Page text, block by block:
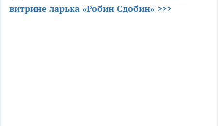
витрине ларька «Робин Сдобин» >>>